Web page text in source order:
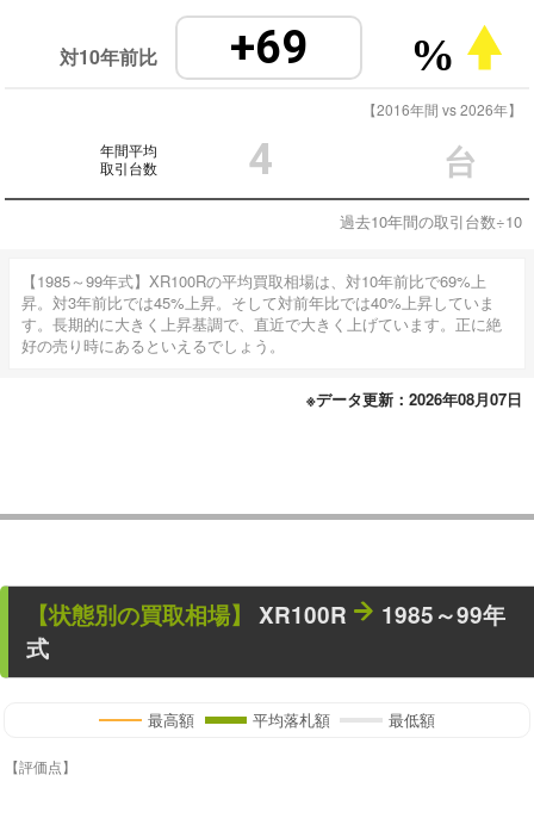
対10年前比 +69 %
【2016年間 vs 2026年】
年間平均
取引台数
4 台
過去10年間の取引台数÷10
【1985～99年式】XR100Rの平均買取相場は、対10年前比で69%上
昇。対3年前比では45%上昇。そして対前年比では40%上昇していま
す。長期的に大きく上昇基調で、直近で大きく上げています。正に絶
好の売り時にあるといえるでしょう。
※データ更新：2026年08月07日
【状態別の買取相場】 XR100R
1985～99年
式
最高額 平均落札額 最低額
【評価点】